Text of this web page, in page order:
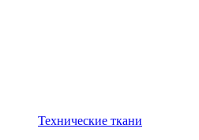
Технические ткани